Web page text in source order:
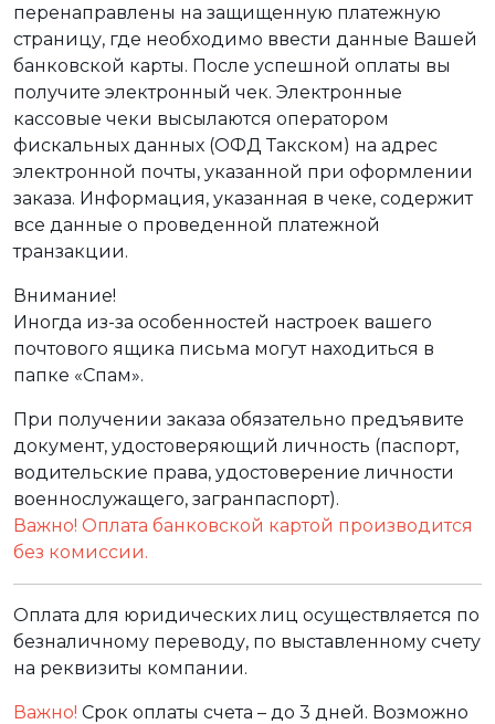
перенаправлены на защищенную платежную
страницу, где необходимо ввести данные Вашей
банковской карты. После успешной оплаты вы
получите электронный чек. Электронные
кассовые чеки высылаются оператором
фискальных данных (ОФД Такском) на адрес
электронной почты, указанной при оформлении
заказа. Информация, указанная в чеке, содержит
все данные о проведенной платежной
транзакции.
Внимание!
Иногда из-за особенностей настроек вашего
почтового ящика письма могут находиться в
папке «Спам».
При получении заказа обязательно предъявите
документ, удостоверяющий личность (паспорт,
водительские права, удостоверение личности
военнослужащего, загранпаспорт).
Важно! Оплата банковской картой производится
без комиссии.
Оплата для юридических лиц осуществляется по
безналичному переводу, по выставленному счету
на реквизиты компании.
Важно! Срок оплаты счета – до 3 дней. Возможно